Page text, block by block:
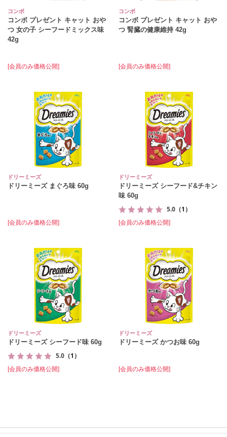
コンボ
コンボ プレゼント キャット おや
つ 女の子 シーフードミックス味
42g
[会員のみ価格公開]
コンボ
コンボ プレゼント キャット おや
つ 腎臓の健康維持 42g
[会員のみ価格公開]
ドリーミーズ
ドリーミーズ まぐろ味 60g
[会員のみ価格公開]
ドリーミーズ
ドリーミーズ シーフード&チキン
味 60g
5.0 （1）
[会員のみ価格公開]
ドリーミーズ
ドリーミーズ シーフード味 60g
5.0 （1）
[会員のみ価格公開]
ドリーミーズ
ドリーミーズ かつお味 60g
[会員のみ価格公開]